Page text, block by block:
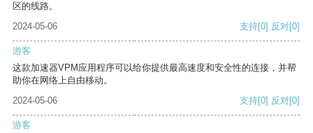
区的线路。
2024-05-06
支持[0] 反对[0]
游客
这款加速器VPM应用程序可以给你提供最高速度和安全性的连接，并帮
助你在网络上自由移动。
2024-05-06
支持[0] 反对[0]
游客